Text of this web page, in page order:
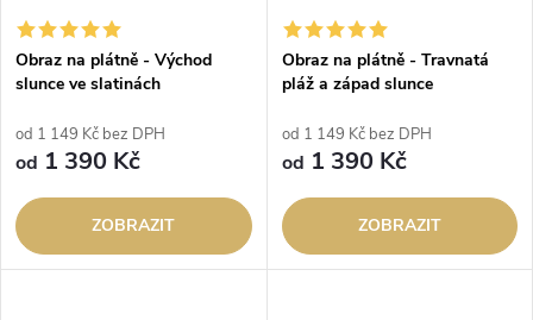
Obraz na plátně - Východ
slunce ve slatinách
od 1 149 Kč bez DPH
od 1 390 Kč
ZOBRAZIT
Obraz na plátně - Travnatá
pláž a západ slunce
od 1 149 Kč bez DPH
od 1 390 Kč
ZOBRAZIT